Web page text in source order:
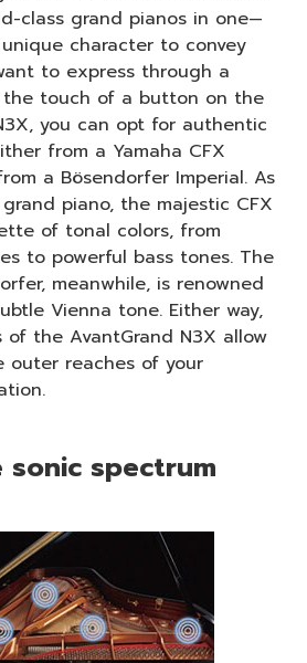
class grand pianos in one—
character to convey
to express through a
the touch of a button on the
you can opt for authentic
from a Yamaha CFX
a Bösendorfer Imperial. As
grand piano, the majestic CFX
of tonal colors, from
to powerful bass tones. The
meanwhile, is renowned
Vienna tone. Either way,
the AvantGrand N3X allow
reaches of your
sonic spectrum